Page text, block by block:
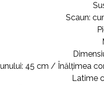
Scaun:
45 cm / Înălțimea
Latime